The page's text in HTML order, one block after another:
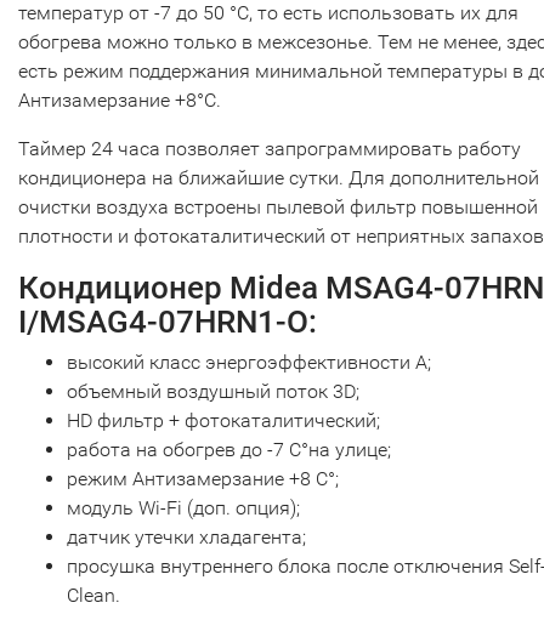
температур от -7 до 50 °С, то есть использовать их для
обогрева можно только в межсезонье. Тем не менее,
есть режим поддержания минимальной температуры в
Антизамерзание +8°С.
Таймер 24 часа позволяет запрограммировать работу
кондиционера на ближайшие сутки. Для дополнительной
очистки воздуха встроены пылевой фильтр повышенной
плотности и фотокаталитический от неприятных
Кондиционер Midea MSAG4-
I/MSAG4-07HRN1-O:
высокий класс энергоэффективности A;
объемный воздушный поток 3D;
НD фильтр + фотокаталитический;
работа на обогрев до -7 С°на улице;
режим Антизамерзание +8 С°;
модуль Wi-Fi (доп. опция);
датчик утечки хладагента;
просушка внутреннего блока после отключения
Clean.